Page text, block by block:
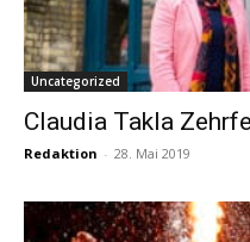
Uncategorized
Claudia Takla
Redaktion - 28. Mai 2019